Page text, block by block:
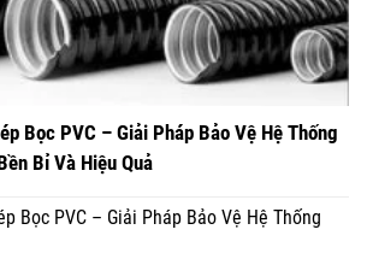
Bọc PVC – Giải Pháp Bảo Vệ Hệ Thống
Bỉ Và Hiệu Quả
Bọc PVC – Giải Pháp Bảo Vệ Hệ Thống